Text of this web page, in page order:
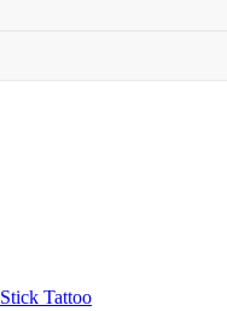
Tattoo